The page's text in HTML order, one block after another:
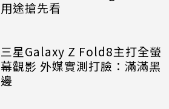
用途搶先看
三星Galaxy Z Fold8主打全螢
幕觀影 外媒實測打臉：滿滿黑
邊